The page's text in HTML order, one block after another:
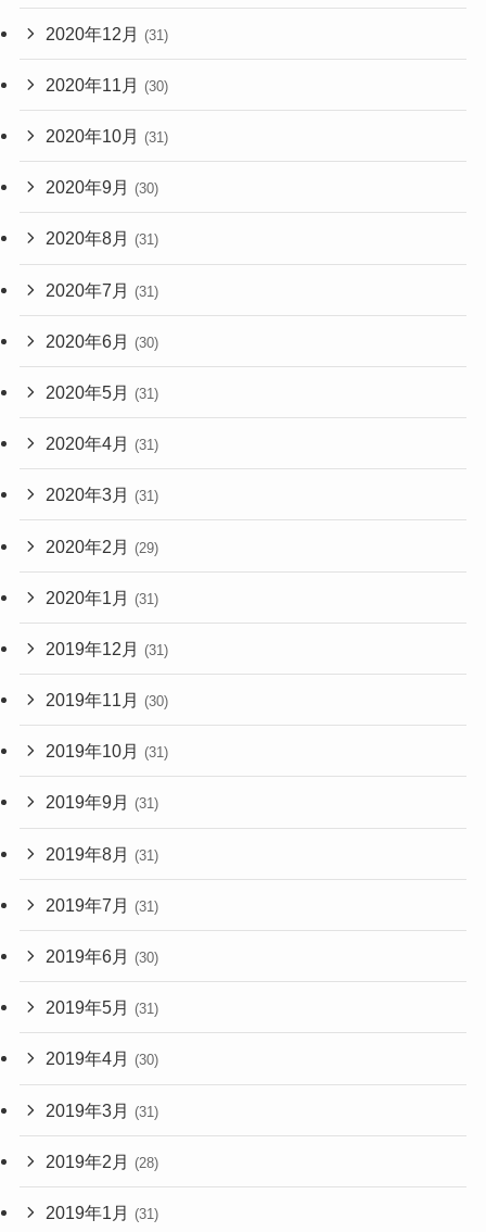
2020年12月 (31)
2020年11月 (30)
2020年10月 (31)
2020年9月 (30)
2020年8月 (31)
2020年7月 (31)
2020年6月 (30)
2020年5月 (31)
2020年4月 (31)
2020年3月 (31)
2020年2月 (29)
2020年1月 (31)
2019年12月 (31)
2019年11月 (30)
2019年10月 (31)
2019年9月 (31)
2019年8月 (31)
2019年7月 (31)
2019年6月 (30)
2019年5月 (31)
2019年4月 (30)
2019年3月 (31)
2019年2月 (28)
2019年1月 (31)